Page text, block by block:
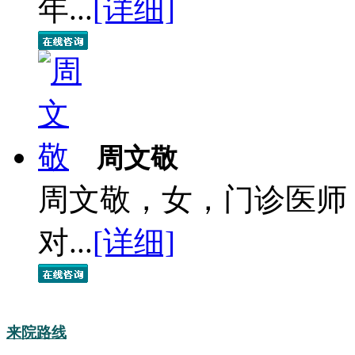
年... [详细]
周文敬
周文敬，女，门诊医
对...[详细]
来院路线